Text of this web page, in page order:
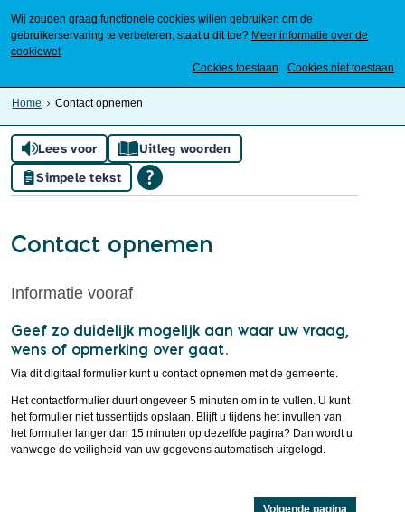
Wij zouden graag functionele cookies willen gebruiken om de
gebruikerservaring te verbeteren, staat u dit toe? Meer informatie over de
cookiewet
Cookies toestaan
Cookies niet toestaan
Home Contact opnemen
Lees voor
Uitleg woorden
Simpele tekst
Contact opnemen
Informatie vooraf
Geef zo duidelijk mogelijk aan waar uw vraag,
wens of opmerking over gaat.
Via dit digitaal formulier kunt u contact opnemen met de gemeente.
Het contactformulier duurt ongeveer 5 minuten om in te vullen. U kunt
het formulier niet tussentijds opslaan. Blijft u tijdens het invullen van
het formulier langer dan 15 minuten op dezelfde pagina? Dan wordt u
vanwege de veiligheid van uw gegevens automatisch uitgelogd.